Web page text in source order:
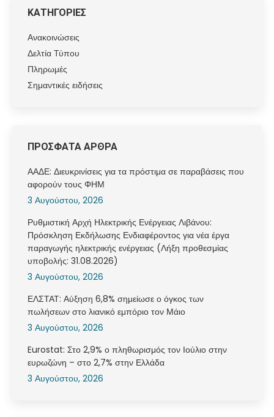
ΚΑΤΗΓΟΡΙΕΣ
Ανακοινώσεις
Δελτία Τύπου
Πληρωμές
Σημαντικές ειδήσεις
ΠΡΟΣΦΑΤΑ ΑΡΘΡΑ
ΑΑΔΕ: Διευκρινίσεις για τα πρόστιμα σε παραβάσεις που
αφορούν τους ΦΗΜ
3 Αυγούστου, 2026
Ρυθμιστική Αρχή Ηλεκτρικής Ενέργειας Λιβάνου:
Πρόσκληση Εκδήλωσης Ενδιαφέροντος για νέα έργα
παραγωγής ηλεκτρικής ενέργειας (Λήξη προθεσμίας
υποβολής: 31.08.2026)
3 Αυγούστου, 2026
ΕΛΣΤΑΤ: Αύξηση 6,8% σημείωσε ο όγκος των
πωλήσεων στο λιανικό εμπόριο τον Μάιο
3 Αυγούστου, 2026
Eurostat: Στο 2,9% ο πληθωρισμός τον Ιούλιο στην
ευρωζώνη – στο 2,7% στην Ελλάδα
3 Αυγούστου, 2026